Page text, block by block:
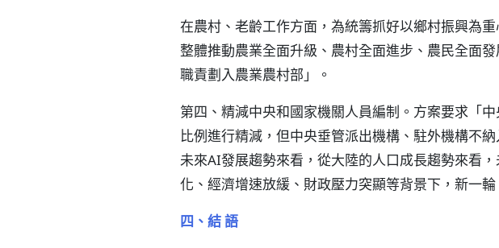
在農村、老齡工作方面，為統籌抓好以鄉村振興為
整體推動農業全面升級、農村全面進步、農民全面
職責劃入農業農村部」。
第四、精減中央和國家機關人員編制。方案要求「
比例進行精減，但中央垂管派出機構、駐外機構不
未來AI發展趨勢來看，從大陸的人口成長趨勢來看
化、經濟增速放緩、財政壓力突顯等背景下，新一
四、結 語